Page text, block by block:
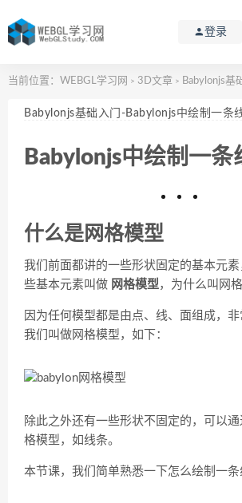
登录
当前位置： WEBGL学习网 > 3D文章 > Babylonjs基础入
Babylonjs基础入门-Babylonjs中绘制一条
Babylonjs中绘制一条
什么是网格模型
我们前面都讲的一些形状固定的基本元
些基本元素叫做 网格模型，为什么叫网
因为任何模型都是由点、线、面组成，
我们叫做网格模型，如下：
除此之外还有一些形状不固定的，可以通
格模型，如线条。
本节课，我们简单熟悉一下怎么绘制一条